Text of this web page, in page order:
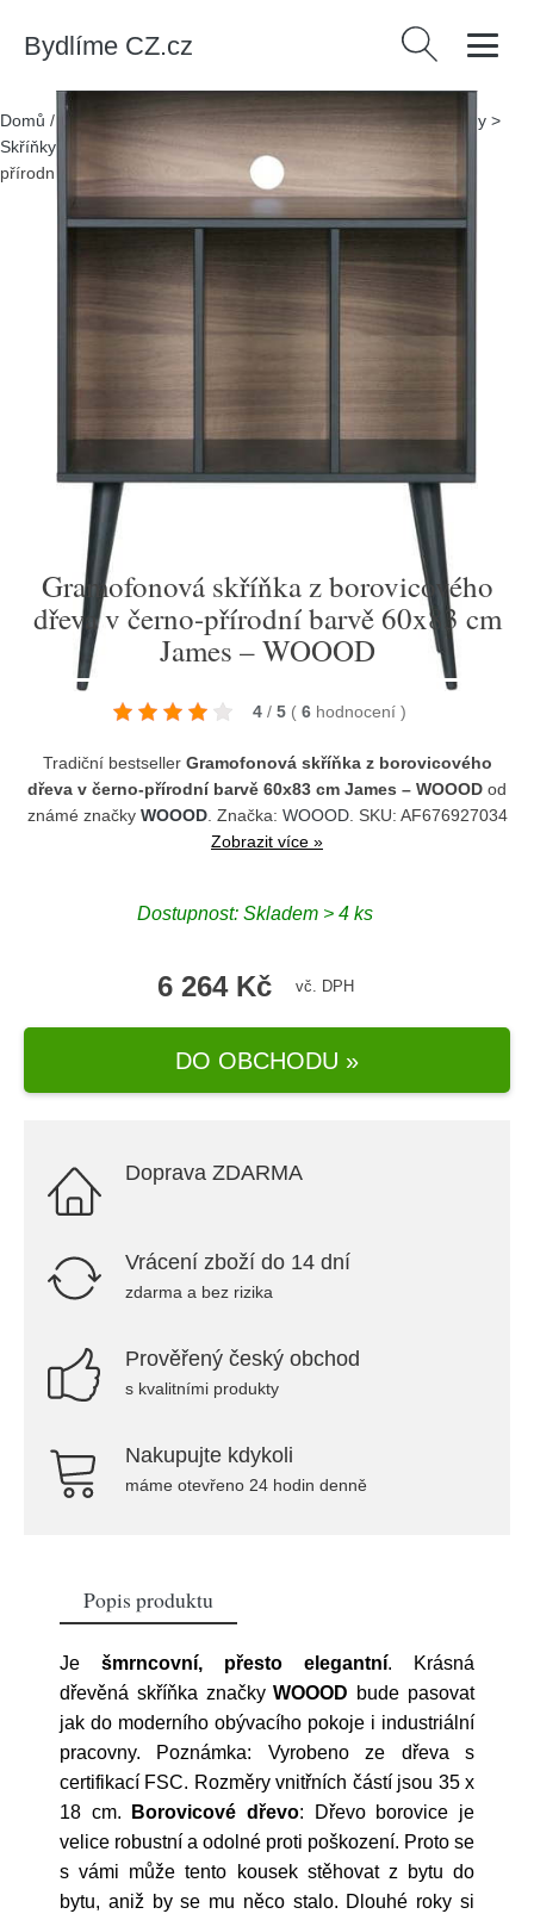
Bydlíme CZ.cz Vyhledávání
Domů / Produkty
> Nábytek > Komody a šatní skříně > Komody >
Skříňky
Gramofonová skříňka z borovicového dřeva v černo-
přírodní barvě 60x83 cm James – WOOOD
Gramofonová skříňka z borovicového
dřeva v černo-přírodní barvě 60x83 cm
James – WOOOD
4 / 5 ( 6 hodnocení )
Tradiční bestseller Gramofonová skříňka z borovicového
dřeva v černo-přírodní barvě 60x83 cm James – WOOOD od
známé značky WOOOD. Značka: WOOOD. SKU: AF676927034
Zobrazit více »
Dostupnost: Skladem > 4 ks
6 264 Kč vč. DPH
DO OBCHODU »
Doprava ZDARMA
Vrácení zboží do 14 dní
zdarma a bez rizika
Prověřený český obchod
s kvalitními produkty
Nakupujte kdykoli
máme otevřeno 24 hodin denně
Popis produktu
Je šmrncovní, přesto elegantní. Krásná
dřevěná skříňka značkyWOOOD bude pasovat
jak do moderního obývacího pokoje i industriální
pracovny. Poznámka: Vyrobeno ze dřeva s
certifikací FSC. Rozměry vnitřních částí jsou 35 x
18 cm.
Borovicové dřevo: Dřevo borovice je
velice robustní a odolné proti poškození. Proto se
s vámi může tento kousek stěhovat z bytu do
bytu, aniž by se mu něco stalo. Dlouhé roky si